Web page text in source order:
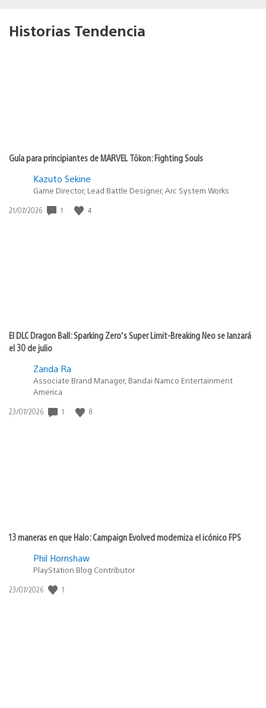
Historias Tendencia
Guía para principiantes de MARVEL Tōkon: Fighting Souls
Kazuto Sekine
Game Director, Lead Battle Designer, Arc System Works
Fecha
21/07/2026 1 4
El DLC Dragon Ball: Sparking Zero’s Super Limit-Breaking Neo se lanzará
el 30 de julio
Zanda Ra
Associate Brand Manager, Bandai Namco Entertainment
America
Fecha
23/07/2026 1 8
13 maneras en que Halo: Campaign Evolved moderniza el icónico FPS
Phil Hornshaw
PlayStation Blog Contributor
Fecha
23/07/2026 1